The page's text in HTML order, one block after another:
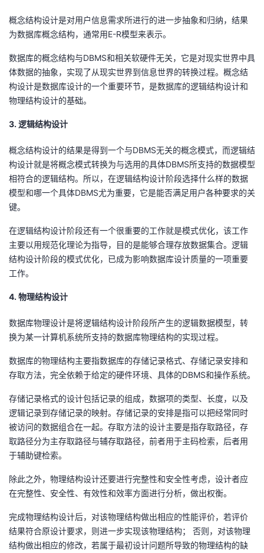
概念结构设计是对用户信息需求所进行的进一步抽象和归纳，结果
为数据库概念结构，通常用E-R模型来表示。
数据库的概念结构与DBMS和相关软硬件无关，它是对现实世界中具
体数据的抽象，实现了从现实世界到信息世界的转换过程。概念结
构设计是数据库设计的一个重要环节，是数据库的逻辑结构设计和
物理结构设计的基础。
3. 逻辑结构设计
概念结构设计的结果是得到一个与DBMS无关的概念模式，而逻辑结
构设计就是将概念模式转换为与选用的具体DBMS所支持的数据模型
相符合的逻辑结构。所以，在逻辑结构设计阶段选择什么样的数据
模型和哪一个具体DBMS尤为重要，它是能否满足用户各种要求的关
键。
在逻辑结构设计阶段还有一个很重要的工作就是模式优化，该工作
主要以用规范化理论为指导，目的是能够合理存放数据集合。逻辑
结构设计阶段的模式优化，已成为影响数据库设计质量的一项重要
工作。
4. 物理结构设计
数据库物理设计是将逻辑结构设计阶段所产生的逻辑数据模型，转
换为某一计算机系统所支持的数据库物理结构的实现过程。
数据库的物理结构主要指数据库的存储记录格式、存储记录安排和
存取方法，完全依赖于给定的硬件环境、具体的DBMS和操作系统。
存储记录格式的设计包括记录的组成，数据项的类型、长度，以及
逻辑记录到存储记录的映射。存储记录的安排是指可以把经常同时
被访问的数据组合在一起。存取方法的设计主要是指存取路径，存
取路径分为主存取路径与辅存取路径，前者用于主码检索，后者用
于辅助键检索。
除此之外，物理结构设计还要进行完整性和安全性考虑，设计者应
在完整性、安全性、有效性和效率方面进行分析，做出权衡。
完成物理结构设计后，对该物理结构做出相应的性能评价，若评价
结果符合原设计要求，则进一步实现该物理结构； 否则，对该物理
结构做出相应的修改，若属于最初设计问题所导致的物理结构的缺